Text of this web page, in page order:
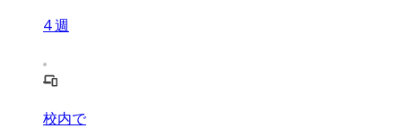
4週
校内で